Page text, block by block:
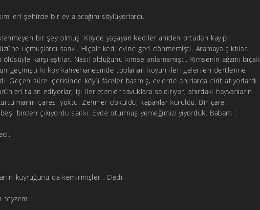
şehirde bir ev alacağını söylüyorlardı.
bir şey olmuş. Köyde yaşayan kediler aniden ortadan kayıp
uçmuşlardı sanki. Hiçbir kedi evine geri dönmemişti. Aramaya çıktılar.
karşılaştılar. Nasıl olduğunu kimse anlamamıştı. Kimsenin ağzını bıçak
geçmişti ki köy kahvehanesinde toplanan köyün ileri gelenleri dertlerine
Geçen süre içerisinde köyü fareler basmış, evlerde ahırlarda cirit atıyorlardı.
talan ediyorlar, işi ilerletenler tavuklara saldırıyor, ahırdaki hayvanların
çaresi yoktu. Zehirler döküldü, kapanlar kuruldu. Bir çare
birden çıkıyordu sanki. Evde oturmuş yemeğimizi yiyorduk. Babam :
kuyruğunu da kemirmişler . Dedi.
teyzem :